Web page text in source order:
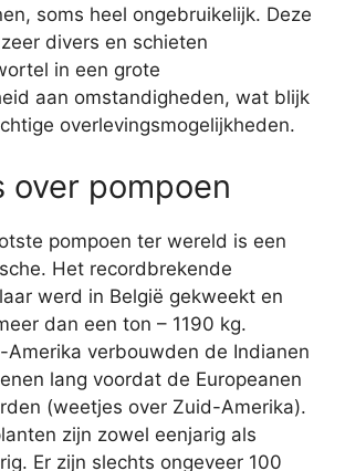
soms heel ongebruikelijk. Deze
divers en schieten
in een grote
aan omstandigheden, wat blijk
overlevingsmogelijkheden.
over pompoen
pompoen ter wereld is een
Het recordbrekende
werd in België gekweekt en
dan een ton – 1190 kg.
Amerika verbouwden de Indianen
lang voordat de Europeanen
(weetjes over Zuid-Amerika).
zijn zowel eenjarig als
Er zijn slechts ongeveer 100